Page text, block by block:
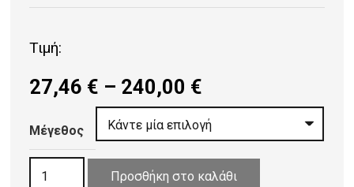
Τιμή:
27,46 € – 240,00 €
range:
27,46 €
240,00 €
Μέγεθος
Προσθήκη στο καλάθι